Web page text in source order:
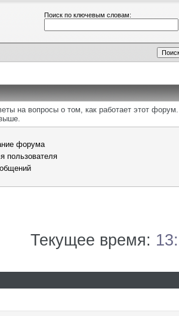
Поиск по ключевым словам:
на вопросы о том, как работает этот
форума
пользователя
Текущее время: